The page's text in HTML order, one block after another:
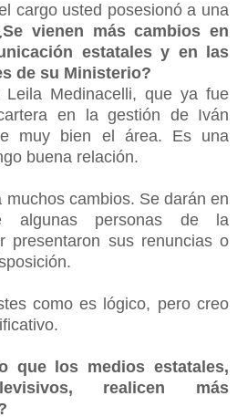
cargo usted posesionó a una
vienen más cambios en
estatales y en las
de su Ministerio?
Medinacelli, que ya fue
en la gestión de Iván
muy bien el área. Es una
buena relación.
cambios. Se darán en
algunas personas de la
presentaron sus renuncias o
como es lógico, pero creo
que los medios estatales,
realicen más